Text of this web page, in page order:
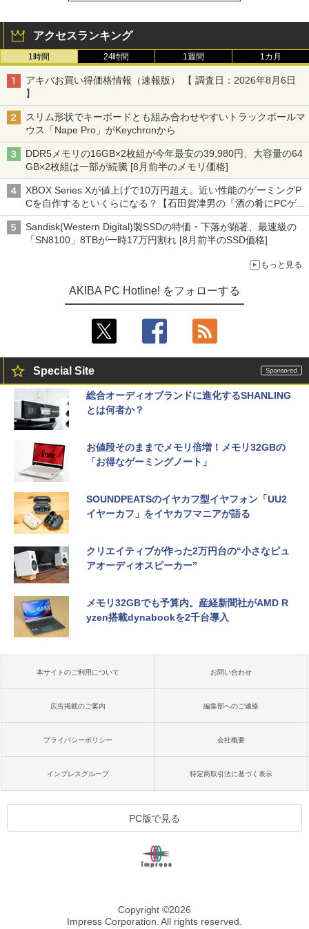
アクセスランキング
1時間 24時間 1週間 1カ月
アキバお買い得価格情報（速報版） 【 調査日：2026年8月6日
】
スリム形状でキーボードとも組み合わせやすいトラックボールマ
ウス「Nape Pro」がKeychronから
DDR5メモリの16GB×2枚組が今年最安の39,980円、大容量の64
GB×2枚組は一部が続騰 [8月前半のメモリ価格]
XBOX Series Xが値上げで10万円超え。近い性能のゲーミングP
Cを自作するといくらになる？【石田賀津男の『酒の肴にPCゲ
ーム』】
Sandisk(Western Digital)製SSDの特価・下落が顕著、最速級の
「SN8100」8TBが一時17万円割れ [8月前半のSSD価格]
もっと見る
AKIBA PC Hotline! をフォローする
Special Site
総合オーディオブランドに進化するSHANLING
とは何者か？
お値段そのままでメモリ倍増！メモリ32GBの
「お得なゲーミングノート」
SOUNDPEATSのイヤカフ型イヤフォン「UU2
イヤーカフ」をイヤカフマニアが語る
クリエイティブが作った2万円台の“小さなピュ
アオーディオスピーカー”
メモリ32GBでも予算内。産経新聞社がAMD R
yzen搭載dynabookを2千台導入
本サイトのご利用について お問い合わせ
広告掲載のご案内 編集部へのご連絡
プライバシーポリシー 会社概要
インプレスグループ 特定商取引法に基づく表示
PC版で見る
Copyright ©2026
Impress Corporation. All rights reserved.